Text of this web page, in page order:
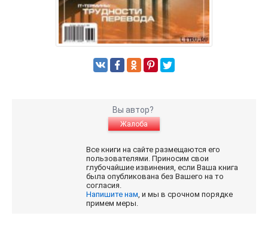
Вы автор?
Жалоба
Все книги на сайте размещаются его
пользователями. Приносим свои
глубочайшие извинения, если Ваша книга
была опубликована без Вашего на то
согласия.
Напишите нам, и мы в срочном порядке
примем меры.